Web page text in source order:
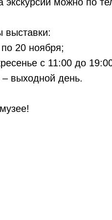
выставки:
20 ноября;
с 11:00 до
– выходной день.